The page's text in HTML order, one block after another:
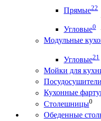
Прямые22
Угловые0
Модульные
Угловые21
Мойки для
Посудосушители
Кухонные
Столешницы0
Обеденные